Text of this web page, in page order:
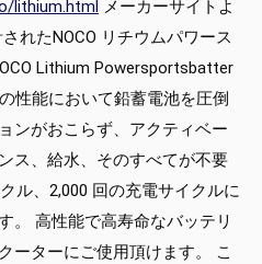
lithium.html メーカーサイトよ
れたNOCO リチウムパワース
Lithium Powersportsbatter
性能において鉛蓄電池を圧倒
ンがおこらず、アクティベー
ス、給水、そのすべてが不要
ル、2,000 回の充電サイクルに
。 高性能で高寿命なバッテリ
ーターにご使用頂けます。 こ